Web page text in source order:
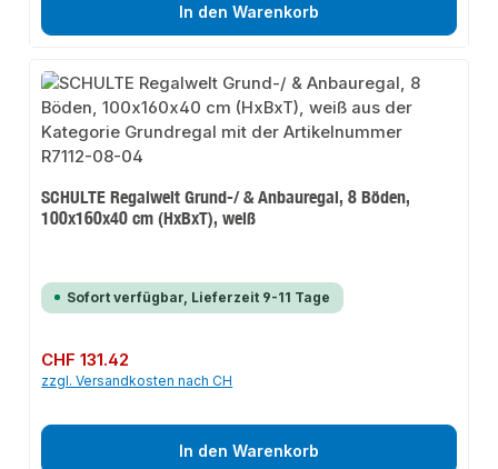
In den Warenkorb
SCHULTE Regalwelt Grund-/ & Anbauregal, 8 Böden,
100x160x40 cm (HxBxT), weiß
Sofort verfügbar, Lieferzeit 9-11 Tage
Regulärer Preis:
CHF 131.42
zzgl. Versandkosten nach CH
In den Warenkorb